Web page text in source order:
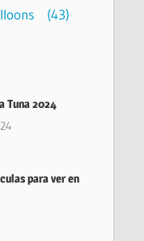
(43)
Tuna 2024
para ver en